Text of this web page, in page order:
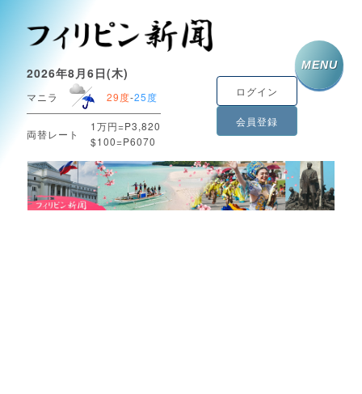
2026年8月6日(木)
マニラ 29度-25度
両替レート
1万円=P3,820
$100=P6070
ログイン
会員登録
MENU